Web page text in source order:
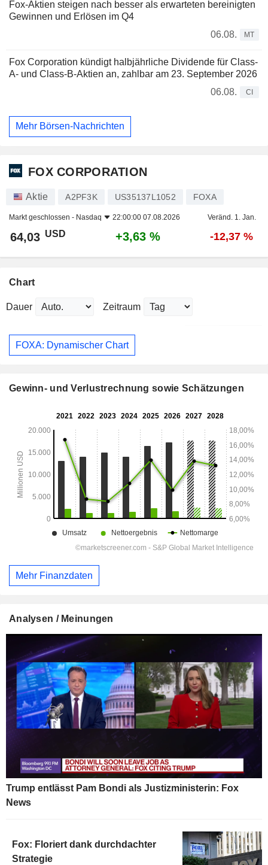
Fox-Aktien steigen nach besser als erwarteten bereinigten
Gewinnen und Erlösen im Q4
06.08.
MT
Fox Corporation kündigt halbjährliche Dividende für Class-
A- und Class-B-Aktien an, zahlbar am 23. September 2026
06.08.
CI
Mehr Börsen-Nachrichten
FOX CORPORATION
Aktie A2PF3K US35137L1052 FOXA
Markt geschlossen - Nasdaq 22:00:00 07.08.2026 Veränd. 1. Jan.
64,03 USD +3,63 % -12,37 %
Chart
Dauer Zeitraum
FOXA: Dynamischer Chart
Gewinn- und Verlustrechnung sowie Schätzungen
Mehr Finanzdaten
Analysen / Meinungen
Trump entlässt Pam Bondi als Justizministerin: Fox
News
Fox: Floriert dank durchdachter
Strategie